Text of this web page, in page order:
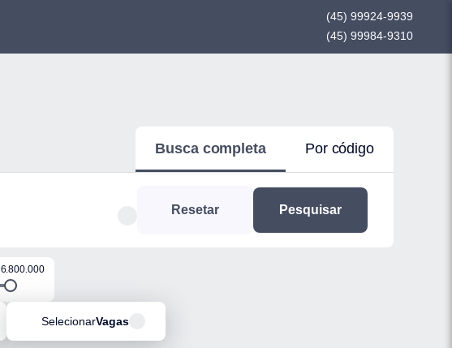
(45) 99924-9939
(45) 99984-9310
Busca completa Por código
Resetar Pesquisar
6.800.000
SelecionarVagas